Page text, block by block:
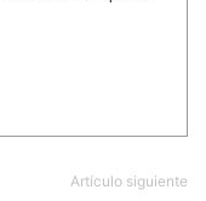
Artículo siguiente